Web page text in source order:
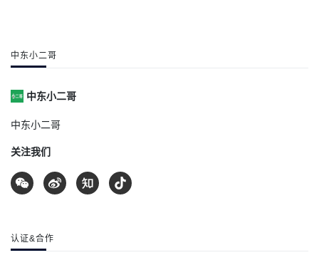
中东小二哥
中东小二哥
中东小二哥
关注我们
认证&合作